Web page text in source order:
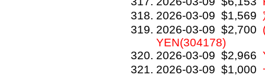
2026-03-09 $1,569
2026-03-09 $2,700
YEN(304178)
2026-03-09 $2,966
2026-03-09 $1,000